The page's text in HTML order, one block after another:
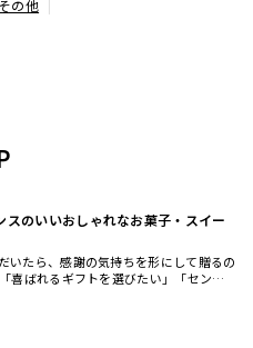
その他
スのいいおしゃれなお菓子・スイー
いたら、感謝の気持ちを形にして贈るの
喜ばれるギフトを選びたい」「センス